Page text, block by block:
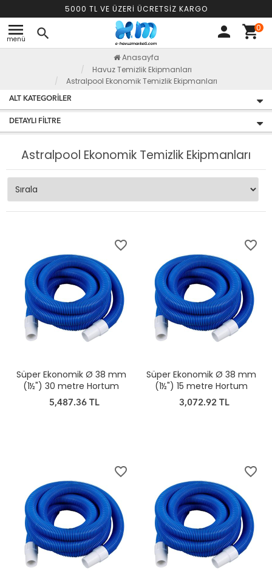
5000 TL VE ÜZERİ ÜCRETSİZ KARGO
menu
menü search person shopping_cart0
Anasayfa
Havuz Temizlik Ekipmanları
Astralpool Ekonomik Temizlik Ekipmanları
ALT KATEGORILER
DETAYLI FILTRE
Astralpool Ekonomik Temizlik Ekipmanları
favorite_border
Süper Ekonomik Ø 38 mm
(1½") 30 metre Hortum
5,487.36 TL
favorite_border
Süper Ekonomik Ø 38 mm
(1½") 15 metre Hortum
3,072.92 TL
favorite_border favorite_border